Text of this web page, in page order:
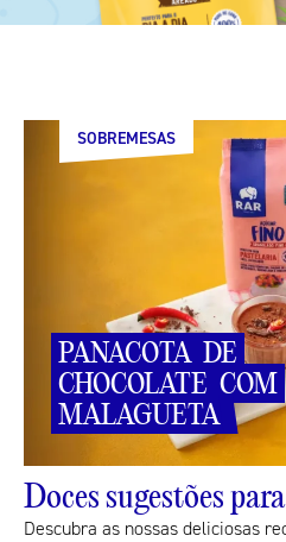
Doces sugestões
Descubra as nossas deliciosas
SOBREMESAS
PANACOTA DE
CHOCOLATE COM
MALAGUETA